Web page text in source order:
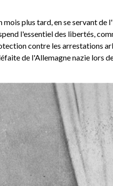
plus tard, en se servant de
l'essentiel des libertés,
contre les arrestations
de l'Allemagne nazie lors